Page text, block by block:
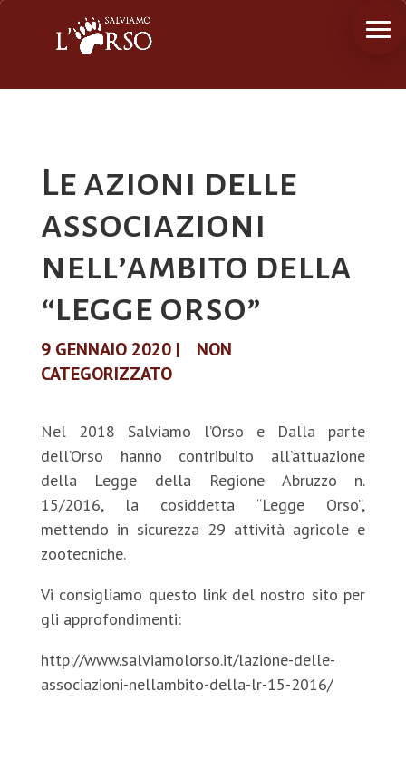
Le azioni delle
associazioni
nell’ambito della
“legge orso”
9 GENNAIO 2020|
NON
CATEGORIZZATO
Nel 2018 Salviamo l’Orso e Dalla parte
dell’Orso hanno contribuito all’attuazione
della Legge della Regione Abruzzo n.
15/2016, la cosiddetta “Legge Orso”,
mettendo in sicurezza 29 attività agricole e
zootecniche.
Vi consigliamo questo link del nostro sito per
gli approfondimenti:
http://www.salviamolorso.it/lazione-delle-
associazioni-nellambito-della-lr-15-2016/